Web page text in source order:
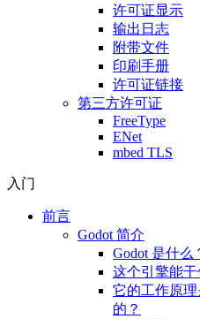
许可证显示
输出日志
附带文件
印刷手册
许可证链接
第三方许可证
FreeType
ENet
mbed TLS
入门
前言
Godot 简介
Godot 是什么
这个引擎能干
它的工作原
的？